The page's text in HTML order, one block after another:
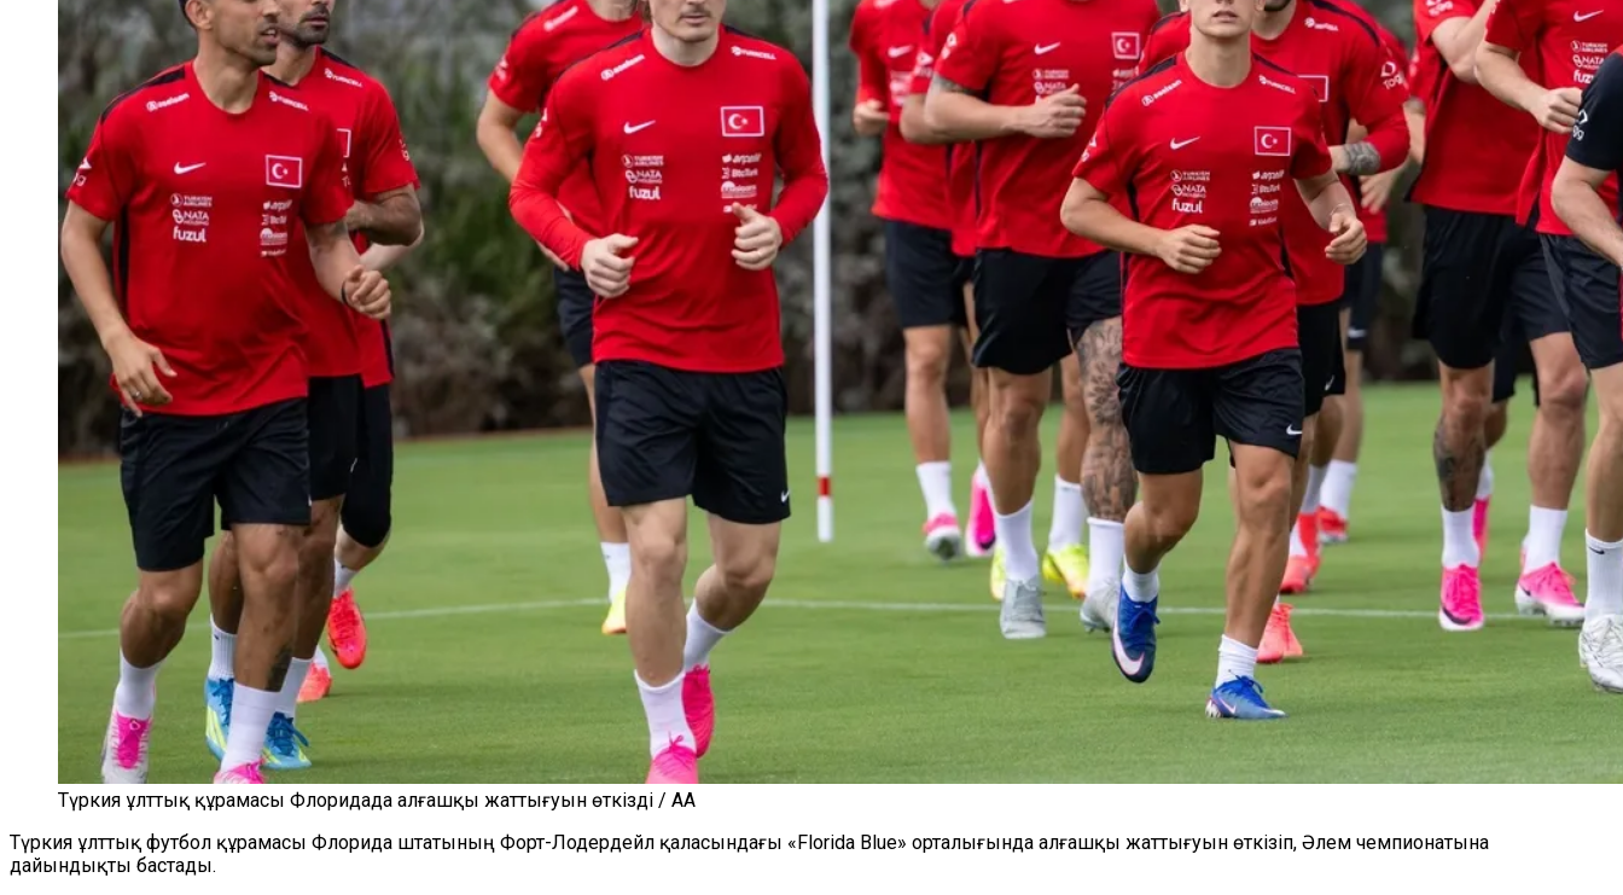
Түркия ұлттық құрамасы Флоридада алғашқы жаттығуын өткізді / AA
Түркия ұлттық футбол құрамасы Флорида штатының Форт-Лодердейл қаласындағы «Florida Blue» орталығында алғашқы жаттығуын өткізіп, Әлем чемпионатына
дайындықты бастады.